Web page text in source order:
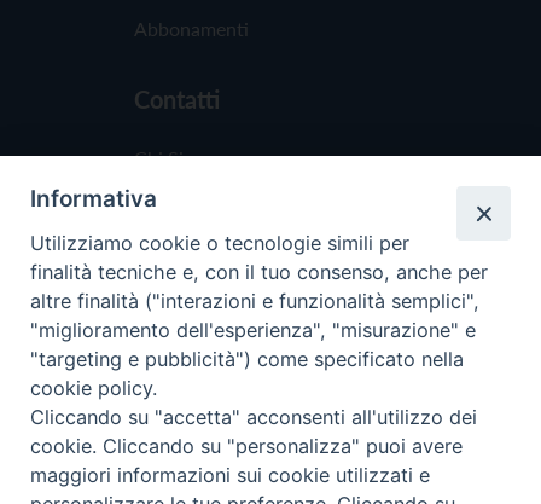
Abbonamenti
Contatti
Chi Siamo
Redazione
Scrivici
Copyright © 2019 - Tutti i diritti riservati - Vita
Trentina Editrice
Privacy Policy
Informativa
Utilizziamo cookie o tecnologie simili per
finalità tecniche e, con il tuo consenso, anche per
altre finalità ("interazioni e funzionalità semplici",
"miglioramento dell'esperienza", "misurazione" e
"targeting e pubblicità") come specificato nella
cookie policy.
Cliccando su "accetta" acconsenti all'utilizzo dei
cookie. Cliccando su "personalizza" puoi avere
maggiori informazioni sui cookie utilizzati e